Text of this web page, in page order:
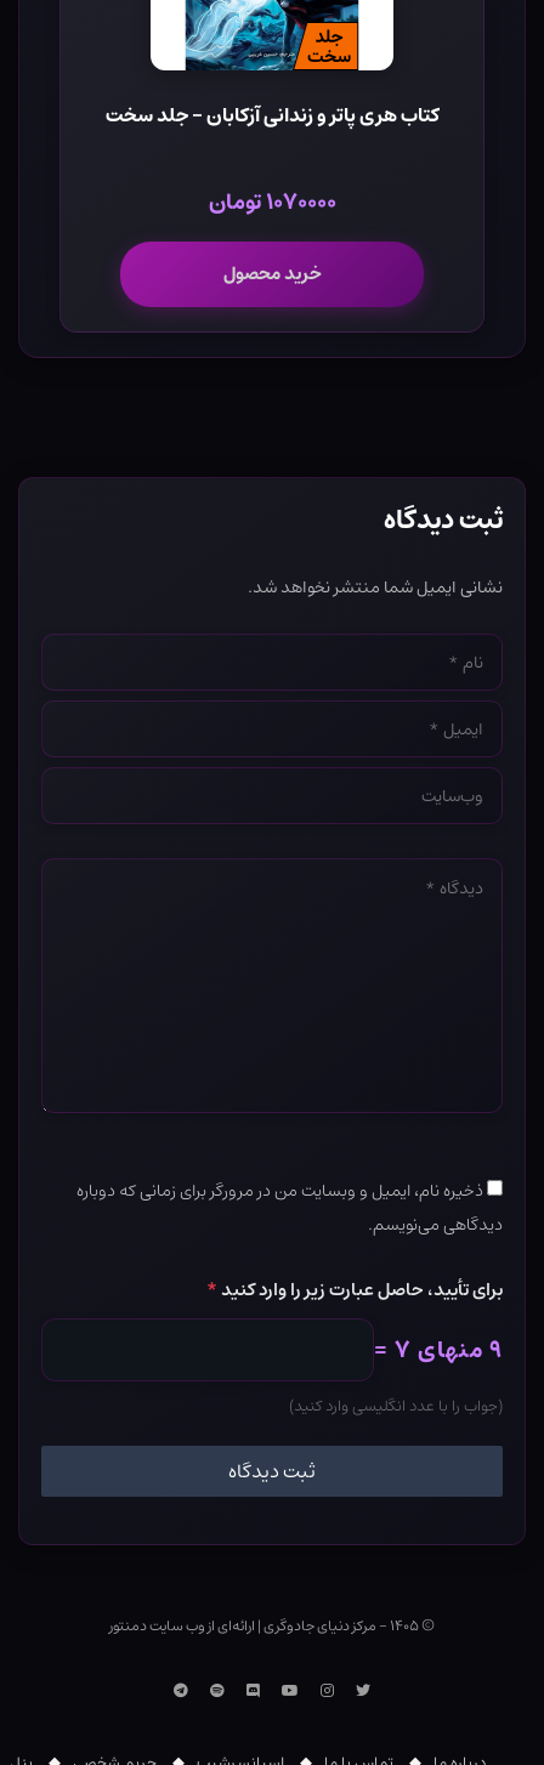
کتاب هری پاتر و زندانی آزکابان - جلد سخت
۱۰۷۰۰۰۰ تومان
خرید محصول
ثبت دیدگاه
نشانی ایمیل شما منتشر نخواهد شد.
نام
*
ایمیل
*
وب‌سایت
*
دیدگاه
ذخیره نام، ایمیل و وبسایت من در مرورگر برای زمانی که دوباره
دیدگاهی می‌نویسم.
برای تأیید، حاصل عبارت زیر را وارد کنید*
۹ منهای ۷ =
(جواب را با عدد انگلیسی وارد کنید)
© ۱۴۰۵ - مرکز دنیای جادوگری |ارائه‌ای از وب ‌سایت دمنتور
توییتراینستاگرام
یوتوبDiscordاسپاتیفایتلگرام